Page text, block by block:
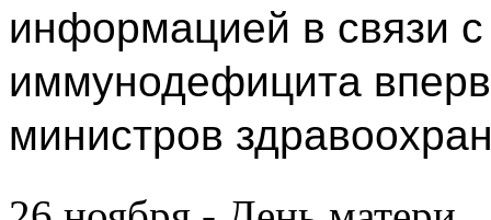
информацией в связи
иммунодефицита
министров